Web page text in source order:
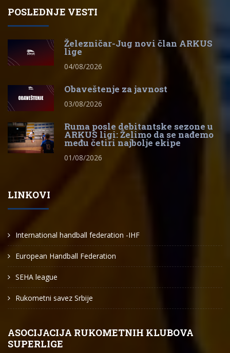
POSLEDNJE VESTI
Železničar-Jug novi član ARKUS
lige
04/08/2026
Obaveštenje za javnost
03/08/2026
Ruma posle debitantske sezone u
ARKUS ligi: Želimo da se nađemo
među četiri najbolje ekipe
01/08/2026
LINKOVI
International handball federation -IHF
European Handball Federation
SEHA league
Rukometni savez Srbije
ASOCIJACIJA RUKOMETNIH KLUBOVA
SUPERLIGE